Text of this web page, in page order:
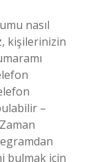
nasıl
kişilerinizin
–
bulmak için